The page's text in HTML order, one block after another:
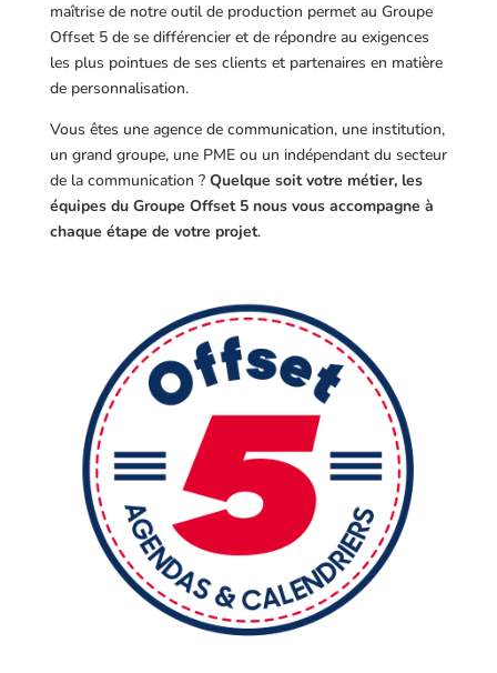
maîtrise de notre outil de production permet au Groupe
Offset 5 de se différencier et de répondre au exigences
les plus pointues de ses clients et partenaires en matière
de personnalisation.
Vous êtes une agence de communication, une institution,
un grand groupe, une PME ou un indépendant du secteur
de la communication ? Quelque soit votre métier, les
équipes du Groupe Offset 5 nous vous accompagne à
chaque étape de votre projet.